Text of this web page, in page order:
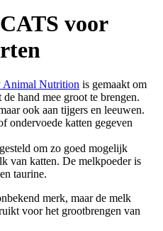
voor
Animal Nutrition is gemaakt om
hand mee groot te brengen.
ook aan tijgers en leeuwen.
ondervoede katten gegeven
om zo goed mogelijk
van katten. De melkpoeder is
taurine.
merk, maar de melk
voor het grootbrengen van